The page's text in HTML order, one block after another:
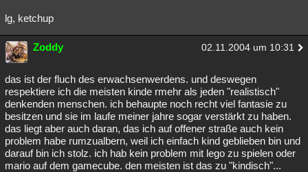
Musik
Übersichten
Besucht
Lesenswert Schlüsselwörter
lg, ketchup
Zoddy 02.11.2004 um 10:31
das ist der fluch des erwachsenwerdens. und deswegen
respektiere ich die meisten kinde rmehr als jeden "realistisch"
denkenden menschen. ich behaupte noch recht viel fantasie zu
besitzen und sie im laufe meiner jahre sogar verstärkt zu haben.
das liegt aber auch daran, das ich auf offener straße auch kein
problem habe rumzualbern, weil ich einfach kind geblieben bin und
darauf bin ich stolz. ich hab kein problem mit lego zu spielen oder
mario auf dem gamecube. den meisten ist das zu "kindisch"...